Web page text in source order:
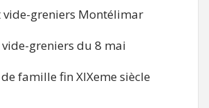
vide-greniers Montélimar
vide-greniers du 8 mai
famille fin XIXeme siècle